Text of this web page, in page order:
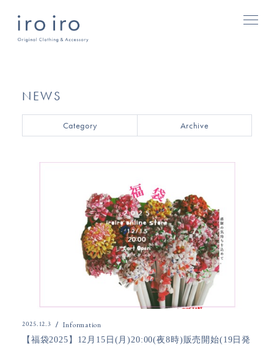
NEWS
Category Archive
2025.12.3 Information
【福袋2025】12月15日(月)20:00(夜8時)販売開始(19日発